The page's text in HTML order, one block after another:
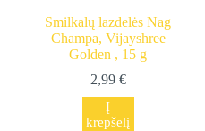
Smilkalų lazdelės Nag
Champa, Vijayshree
Golden , 15 g
2,99 €
Į
krepšelį